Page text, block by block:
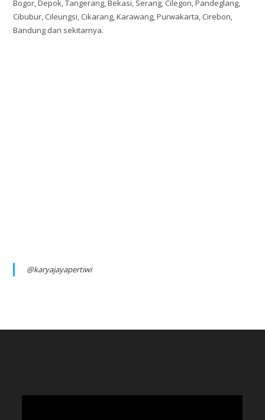
Bogor, Depok, Tangerang, Bekasi, Serang, Cilegon, Pandeglang,
Cibubur, Cileungsi, Cikarang, Karawang, Purwakarta, Cirebon,
Bandung dan sekitarnya.
@karyajayapertiwi